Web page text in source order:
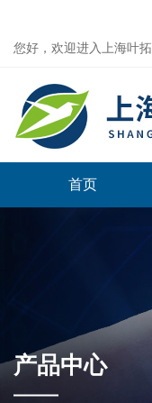
您好，欢迎进入上海叶
首页
产品中心